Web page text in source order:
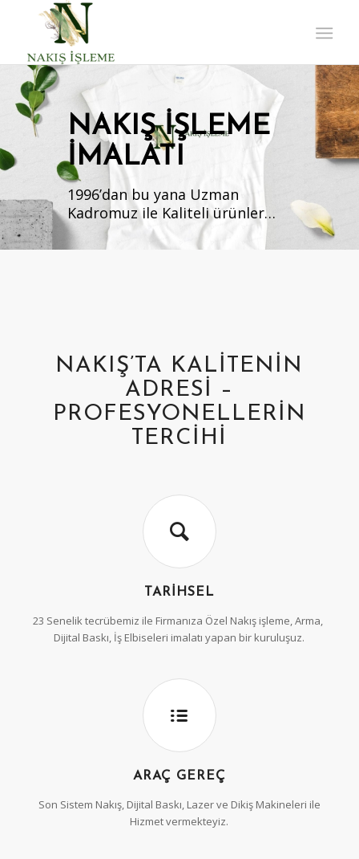
NAKIŞ IŞLEME
IMALATI
1996’dan bu yana Uzman
Kadromuz ile Kaliteli ürünler…
NAKIŞ’TA KALITENIN
ADRESI –
PROFESYONELLERIN
TERCIHI
TARIHSEL
23 Senelik tecrübemiz ile Firmanıza Özel Nakış işleme, Arma,
Dijital Baskı, İş Elbiseleri imalatı yapan bir kuruluşuz.
ARAÇ GEREÇ
Son Sistem Nakış, Dijital Baskı, Lazer ve Dikiş Makineleri ile
Hizmet vermekteyiz.